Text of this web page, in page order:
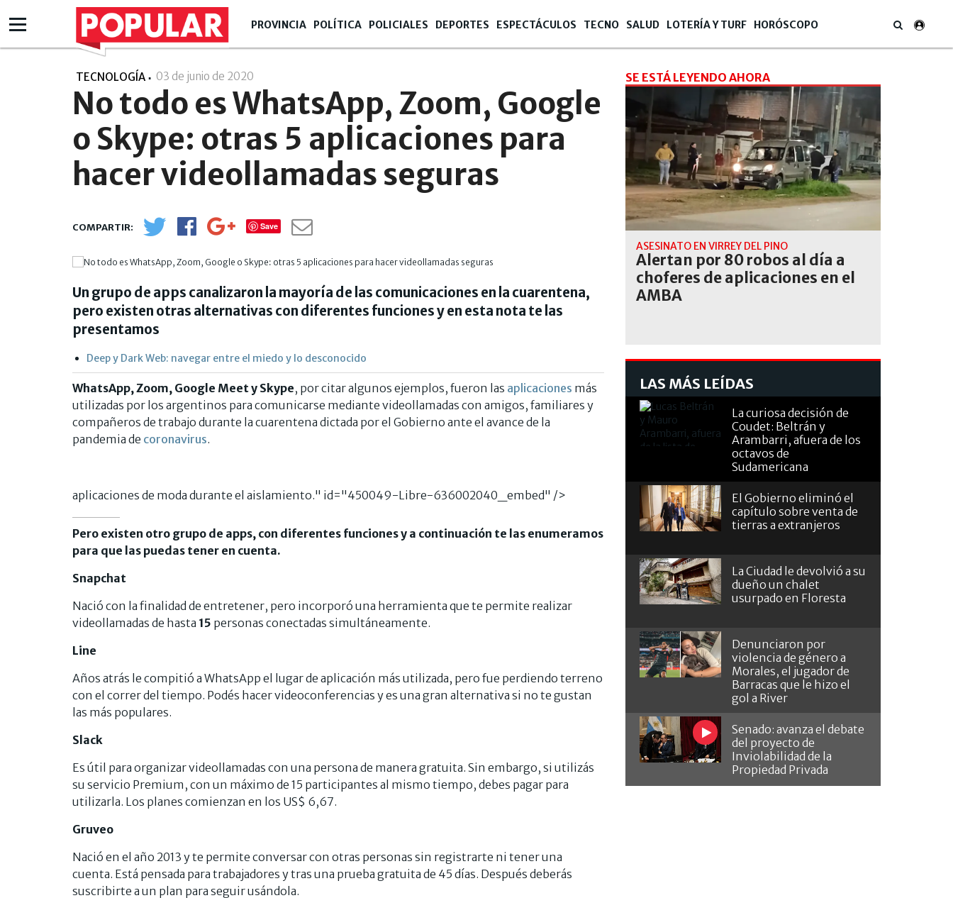
PROVINCIA POLÍTICA POLICIALES DEPORTES ESPECTÁCULOS TECNO SALUD LOTERÍA Y TURF HORÓSCOPO
TECNOLOGÍA 03 de junio de 2020
No todo es WhatsApp, Zoom, Google
o Skype: otras 5 aplicaciones para
hacer videollamadas seguras
Save
Un grupo de apps canalizaron la mayoría de las comunicaciones en la cuarentena,
pero existen otras alternativas con diferentes funciones y en esta nota te las
presentamos
Deep y Dark Web: navegar entre el miedo y lo desconocido
WhatsApp, Zoom, Google Meet y Skype, por citar algunos ejemplos, fueron las aplicaciones más
utilizadas por los argentinos para comunicarse mediante videollamadas con amigos, familiares y
compañeros de trabajo durante la cuarentena dictada por el Gobierno ante el avance de la
pandemia de coronavirus.
aplicaciones de moda durante el aislamiento." id="450049-Libre-636002040_embed" />
Pero existen otro grupo de apps, con diferentes funciones y a continuación te las enumeramos
para que las puedas tener en cuenta.
Snapchat
Nació con la finalidad de entretener, pero incorporó una herramienta que te permite realizar
videollamadas de hasta 15 personas conectadas simultáneamente.
Line
Años atrás le compitió a WhatsApp el lugar de aplicación más utilizada, pero fue perdiendo terreno
con el correr del tiempo. Podés hacer videoconferencias y es una gran alternativa si no te gustan
las más populares.
Slack
Es útil para organizar videollamadas con una persona de manera gratuita. Sin embargo, si utilizás
su servicio Premium, con un máximo de 15 participantes al mismo tiempo, debes pagar para
utilizarla. Los planes comienzan en los US$ 6,67.
Gruveo
Nació en el año 2013 y te permite conversar con otras personas sin registrarte ni tener una
cuenta. Está pensada para trabajadores y tras una prueba gratuita de 45 días. Después deberás
suscribirte a un plan para seguir usándola.
SE ESTÁ LEYENDO AHORA
ASESINATO EN VIRREY DEL PINO
Alertan por 80 robos al día a
choferes de aplicaciones en el
AMBA
LAS MÁS LEÍDAS
La curiosa decisión de
Coudet: Beltrán y
Arambarri, afuera de los
octavos de
Sudamericana
El Gobierno eliminó el
capítulo sobre venta de
tierras a extranjeros
La Ciudad le devolvió a su
dueño un chalet
usurpado en Floresta
Denunciaron por
violencia de género a
Morales, el jugador de
Barracas que le hizo el
gol a River
Senado: avanza el debate
del proyecto de
Inviolabilidad de la
Propiedad Privada